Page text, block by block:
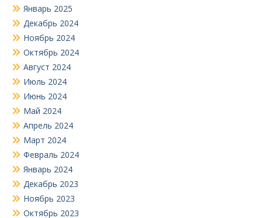
Январь 2025
Декабрь 2024
Ноябрь 2024
Октябрь 2024
Август 2024
Июль 2024
Июнь 2024
Май 2024
Апрель 2024
Март 2024
Февраль 2024
Январь 2024
Декабрь 2023
Ноябрь 2023
Октябрь 2023